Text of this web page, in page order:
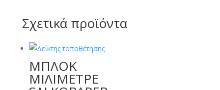
Σχετικά προϊόντα
ΜΠΛΟΚ
ΜΙΛΙΜΕΤΡΕ